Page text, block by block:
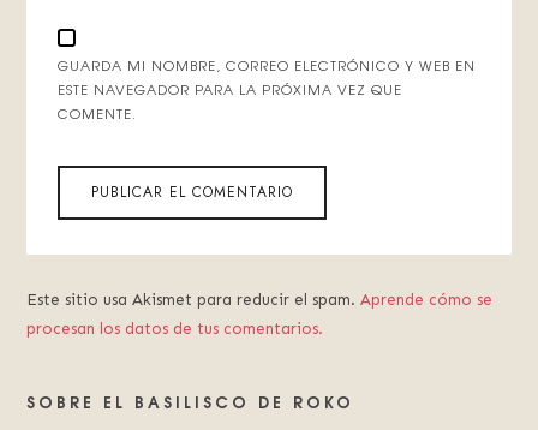
GUARDA MI NOMBRE, CORREO ELECTRÓNICO Y WEB EN
ESTE NAVEGADOR PARA LA PRÓXIMA VEZ QUE
COMENTE.
Este sitio usa Akismet para reducir el spam.Aprende cómo se
procesan los datos de tus comentarios.
SOBRE EL BASILISCO DE ROKO